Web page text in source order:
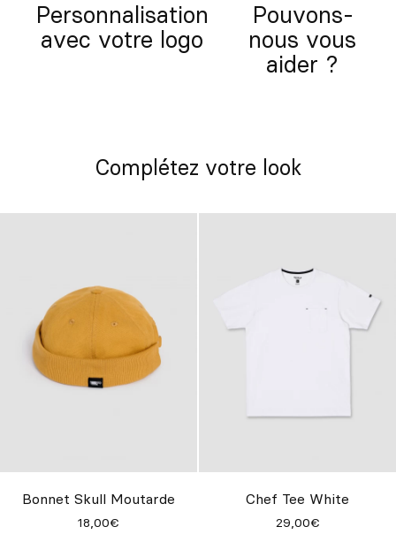
Personnalisation
avec votre logo
Pouvons-
nous vous
aider ?
Complétez votre look
Bonnet Skull Moutarde
18,00€
Chef Tee White
29,00€